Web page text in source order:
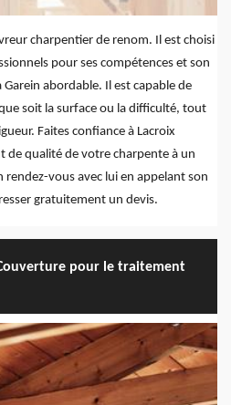
charpentier de renom. Il est choisi
pour ses compétences et son
abordable. Il est capable de
soit la surface ou la difficulté, tout
Faites confiance à Lacroix
qualité de votre charpente à un
rendez-vous avec lui en appelant son
gratuitement un devis.
pour le traitement